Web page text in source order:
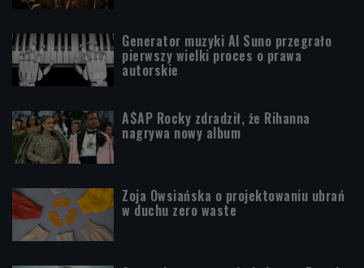
Generator muzyki AI Suno przegrało
pierwszy wielki proces o prawa
autorskie
A$AP Rocky zdradził, że Rihanna
nagrywa nowy album
Zoja Owsiańska o projektowaniu ubrań
w duchu zero waste